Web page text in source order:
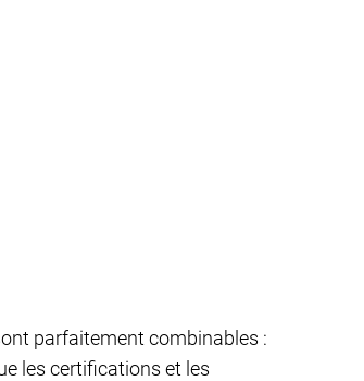
parfaitement combinables :
les certifications et les